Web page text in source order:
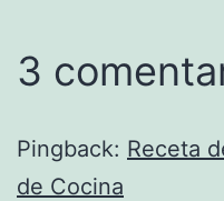
3
Pingback: Receta
de Cocina